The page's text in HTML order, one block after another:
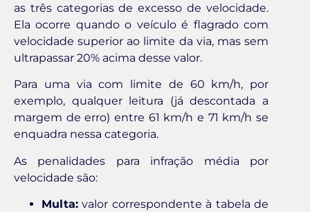
as três categorias de excesso de velocidade.
Ela ocorre quando o veículo é flagrado com
velocidade superior ao limite da via, mas sem
ultrapassar 20% acima desse valor.
Para uma via com limite de 60 km/h, por
exemplo, qualquer leitura (já descontada a
margem de erro) entre 61 km/h e 71 km/h se
enquadra nessa categoria.
As penalidades para infração média por
velocidade são:
Multa: valor correspondente à tabela de